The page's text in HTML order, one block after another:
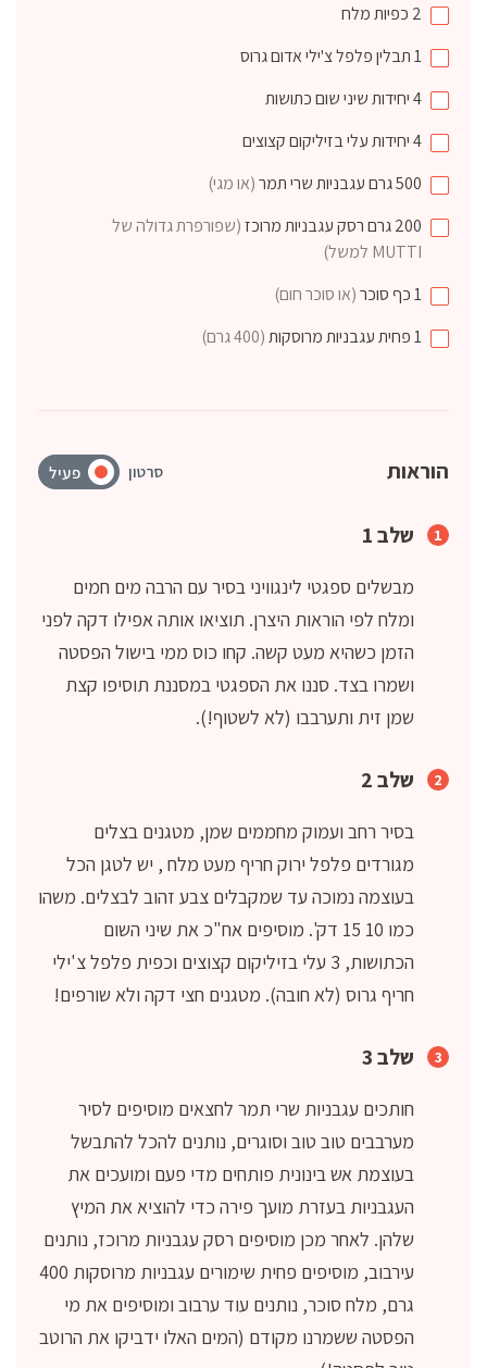
2 כפיותמלח
1תבליןפלפל צ'ילי אדום גרוס
4יחידותשיני שום כתושות
4יחידותעלי בזיליקום קצוצים
500גרםעגבניות שרי תמר(או מגי)
200גרםרסק עגבניות מרוכז(שפורפרת גדולה של
MUTTI למשל)
1כףסוכר(או סוכר חום)
1פחיתעגבניות מרוסקות(400 גרם)
הוראות סרטון פעיל
שלב 1
מבשלים ספגטי לינגוויני בסיר עם הרבה מים חמים
ומלח לפי הוראות היצרן. תוציאו אותה אפילו דקה לפני
הזמן כשהיא מעט קשה. קחו כוס ממי בישול הפסטה
ושמרו בצד. סננו את הספגטי במסננת תוסיפו קצת
שמן זית ותערבבו (לא לשטוף!).
שלב 2
בסיר רחב ועמוק מחממים שמן, מטגנים בצלים
מגורדים פלפל ירוק חריף מעט מלח , יש לטגן הכל
בעוצמה נמוכה עד שמקבלים צבע זהוב לבצלים. משהו
כמו 10 15 דק'. מוסיפים אח"כ את שיני השום
הכתושות, 3 עלי בזיליקום קצוצים וכפית פלפל צ'ילי
חריף גרוס (לא חובה). מטגנים חצי דקה ולא שורפים!
שלב 3
חותכים עגבניות שרי תמר לחצאים מוסיפים לסיר
מערבבים טוב טוב וסוגרים, נותנים להכל להתבשל
בעוצמת אש בינונית פותחים מדי פעם ומועכים את
העגבניות בעזרת מועך פירה כדי להוציא את המיץ
שלהן. לאחר מכן מוסיפים רסק עגבניות מרוכז, נותנים
עירבוב, מוסיפים פחית שימורים עגבניות מרוסקות 400
גרם, מלח סוכר, נותנים עוד ערבוב ומוסיפים את מי
הפסטה ששמרנו מקודם (המים האלו ידביקו את הרוטב